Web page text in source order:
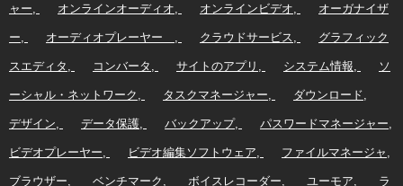
ャー オンラインオーディオ オンラインビデオ オーガナイザ
ー オーディオプレーヤー クラウドサービス グラフィック
スエディタ コンバータ サイトのアプリ システム情報 ソ
ーシャル・ネットワーク タスクマネージャー ダウンロード
デザイン データ保護 バックアップ パスワードマネージャー
ビデオプレーヤー ビデオ編集ソフトウェア ファイルマネージャ
ブラウザー ベンチマーク ボイスレコーダー ユーモア ラ